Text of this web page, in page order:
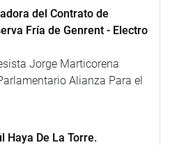
del Contrato de
Fría de Genrent - Electro
Jorge Marticorena
Alianza Para el
Haya De La Torre.